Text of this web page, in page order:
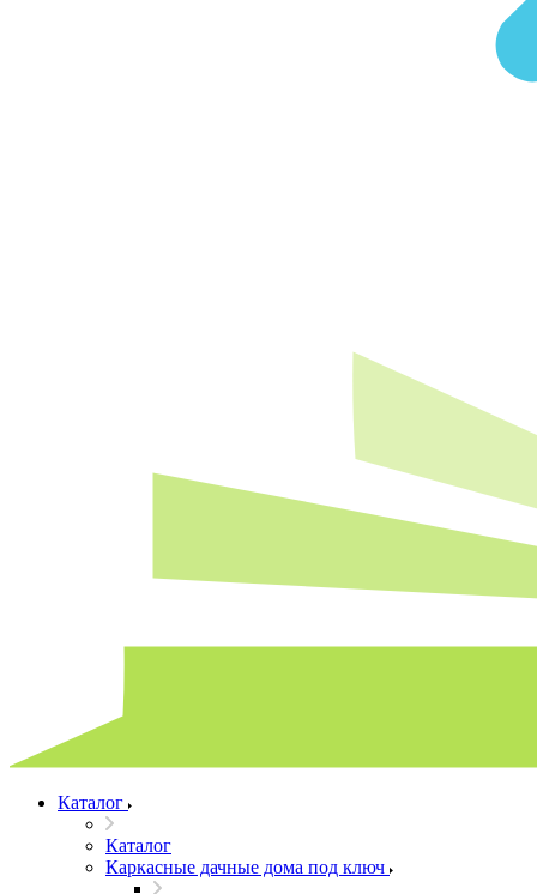
Каталог
Каталог
Каркасные дачные дома под ключ